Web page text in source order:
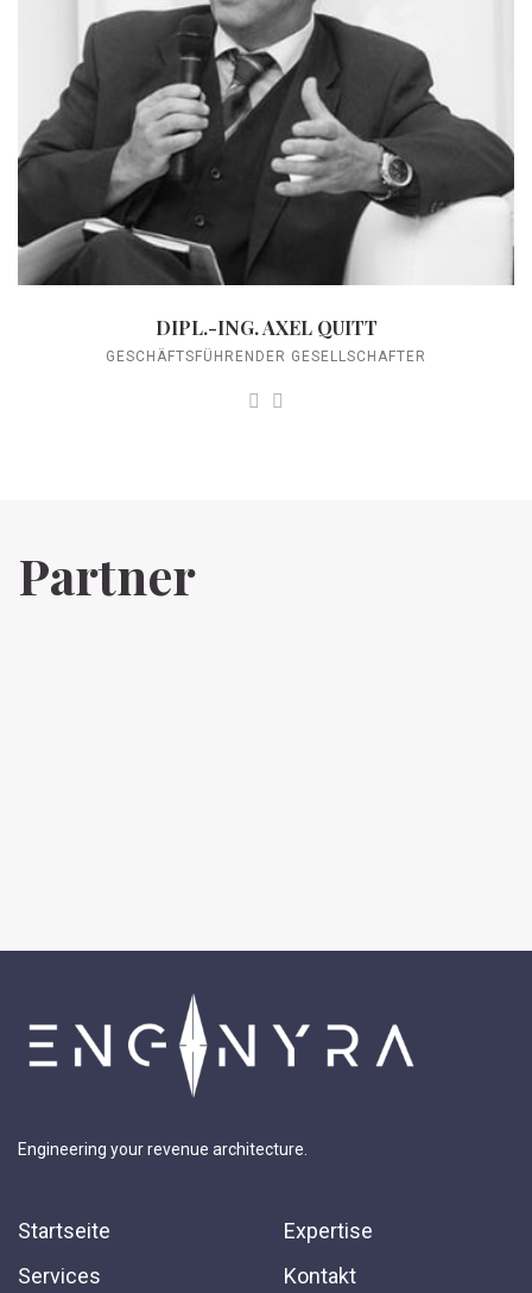
DIPL.-ING. AXEL QUITT
GESCHÄFTSFÜHRENDER GESELLSCHAFTER
Partner
Engineering your revenue architecture.
Startseite
Expertise
Services
Kontakt